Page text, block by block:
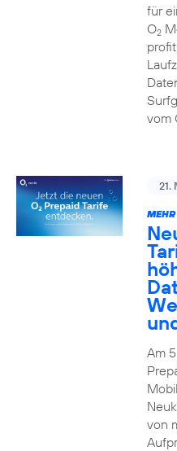
für
O2
vom
21.
Am
von